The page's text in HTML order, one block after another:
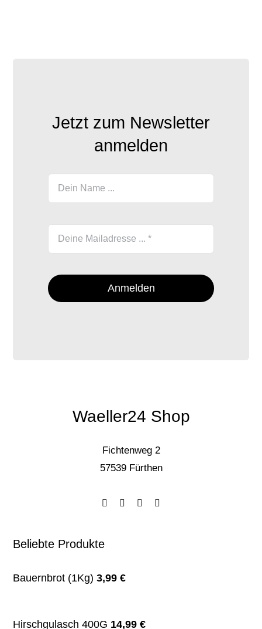
Jetzt zum Newsletter
anmelden
Anmelden
Waeller24 Shop
Fichtenweg 2
57539 Fürthen
Beliebte Produkte
Bauernbrot (1Kg) 3,99€
Hirschgulasch 400G 14,99€